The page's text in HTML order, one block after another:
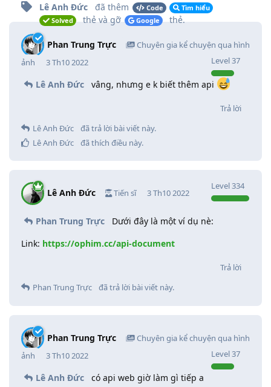
Lê Anh Đức đã thêm Code
Tìm hiểu
Solved
thẻ và gỡ Google thẻ.
Phan Trung Trực
Chuyên gia kể chuyện qua hình
ảnh
Level37
3 Th10 2022
Lê Anh Đức vâng, nhưng e k biết thêm api
Trả lời
Lê Anh Đức
đã trả lời bài viết này.
Lê Anh Đức
đã thích điều này.
Lê Anh Đức Tiến sĩ
Level334
3 Th10 2022
Phan Trung Trực
Dưới đây là một ví dụ nè:
Link: https://ophim.cc/api-document
Trả lời
Phan Trung Trực
đã trả lời bài viết này.
Phan Trung Trực
Chuyên gia kể chuyện qua hình
ảnh
Level37
3 Th10 2022
Lê Anh Đức có api web giờ làm gì tiếp a